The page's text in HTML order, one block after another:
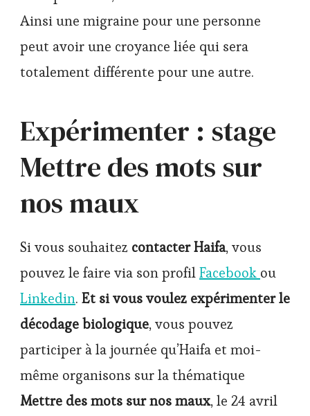
Ainsi une migraine pour une personne
peut avoir une croyance liée qui sera
totalement différente pour une autre.
Expérimenter : stage
Mettre des mots sur
nos maux
Si vous souhaitez contacter Haifa, vous
pouvez le faire via son profilFacebook ou
Linkedin. Et si vous voulez expérimenter le
décodage biologique, vous pouvez
participer à la journée qu’Haifa et moi-
même organisons sur la thématique
Mettre des mots sur nos maux, le 24 avril